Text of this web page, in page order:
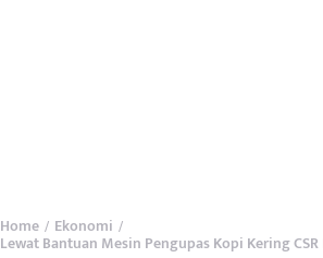
Home / Ekonomi /
Lewat Bantuan Mesin Pengupas Kopi Kering